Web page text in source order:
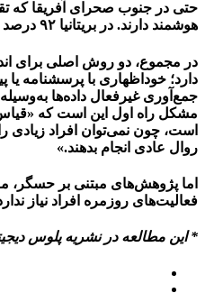
هوشمند دارند. در بریتانیا ۹۲ درصد مردم گوشی هوشمند دارند.
در مجموع، دو روش اصلی برای
دارد؛ خود‌اظهاری با پرسشنامه یا
جمع‌آوری غیرفعال داده‌ها
مشکل راه اول این است که
است، چون نمی‌توان افراد زیادی را
روال عادی انجام بدهند.»
اما پژوهش‌های مبتنی بر حسگر،
فعالیت‌های روزمره افراد نیاز
* این مطالعه در نشریه پلوس